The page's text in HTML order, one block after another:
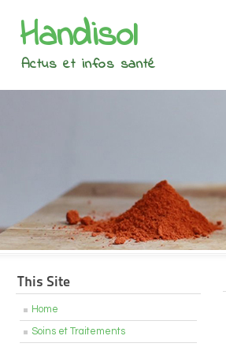
Handisol
Actus et infos santé
This Site
Home
Soins et Traitements